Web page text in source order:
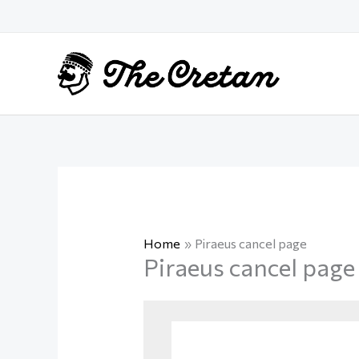
Home Piraeus cancel page
Piraeus cancel page